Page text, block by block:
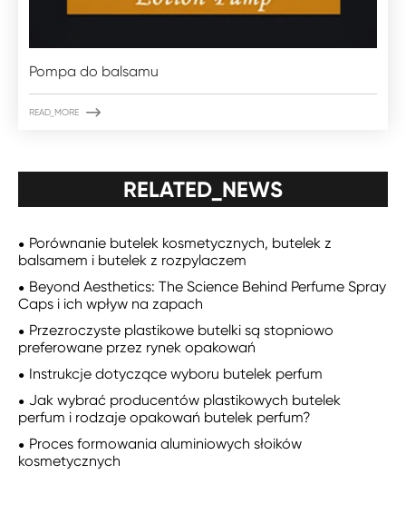
Pompa do balsamu
READ_MORE 
RELATED_NEWS
Porównanie butelek kosmetycznych, butelek z
balsamem i butelek z rozpylaczem
Beyond Aesthetics: The Science Behind Perfume Spray
Caps i ich wpływ na zapach
Przezroczyste plastikowe butelki są stopniowo
preferowane przez rynek opakowań
Instrukcje dotyczące wyboru butelek perfum
Jak wybrać producentów plastikowych butelek
perfum i rodzaje opakowań butelek perfum?
Proces formowania aluminiowych słoików
kosmetycznych